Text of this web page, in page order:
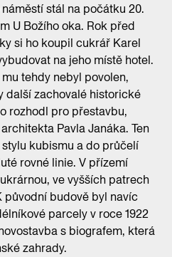
stál na počátku 20.
U Božího oka. Rok před
si ho koupil cukrář Karel
na jeho místě hotel.
tehdy nebyl povolen,
další zachovalé historické
rozhodl pro přestavbu,
Pavla Janáka. Ten
kubismu a do průčelí
rovné linie. V přízemí
ve vyšších patrech
původní budově byl navíc
parcely v roce 1922
s biografem, která
zahrady.